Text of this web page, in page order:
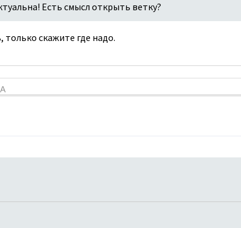
Есть смысл открыть ветку?
только скажите где надо.